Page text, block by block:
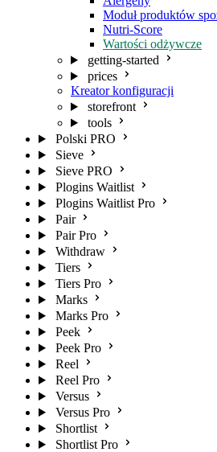
Moduł produktów
Nutri-Score
Wartości odżywcze
getting-started
prices
Kreator konfiguracji
storefront
tools
Polski PRO
Sieve
Sieve PRO
Plogins Waitlist
Plogins Waitlist Pro
Pair
Pair Pro
Withdraw
Tiers
Tiers Pro
Marks
Marks Pro
Peek
Peek Pro
Reel
Reel Pro
Versus
Versus Pro
Shortlist
Shortlist Pro